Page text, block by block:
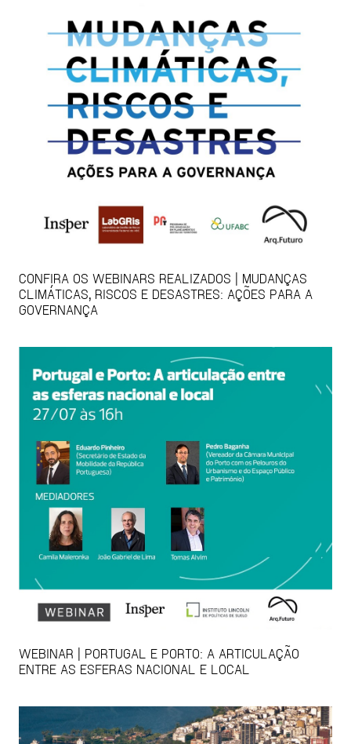
CONFIRA OS WEBINARS REALIZADOS | MUDANÇAS
CLIMÁTICAS, RISCOS E DESASTRES: AÇÕES PARA A
GOVERNANÇA
WEBINAR | PORTUGAL E PORTO: A ARTICULAÇÃO
ENTRE AS ESFERAS NACIONAL E LOCAL